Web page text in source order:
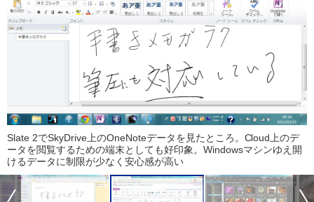
Slate 2でSkyDrive上のOneNoteデータを見たところ。Cloud上のデ
ータを閲覧するための端末としても好印象。Windowsマシンゆえ開
けるデータに制限が少なく安心感が高い